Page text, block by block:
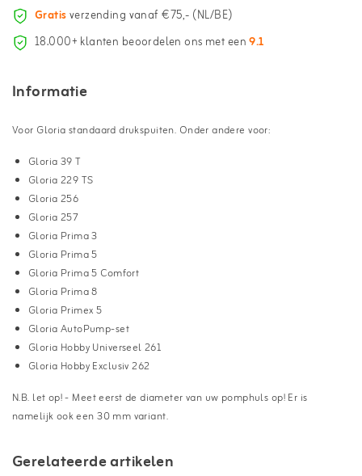
Gratisverzending vanaf €75,- (NL/BE)
18.000+ klanten beoordelen ons met een9.1
Informatie
Voor Gloria standaard drukspuiten. Onder andere voor:
Gloria 39 T
Gloria 229 TS
Gloria 256
Gloria 257
Gloria Prima 3
Gloria Prima 5
Gloria Prima 5 Comfort
Gloria Prima 8
Gloria Primex 5
Gloria AutoPump-set
Gloria Hobby Universeel 261
Gloria Hobby Exclusiv 262
N.B. let op! - Meet eerst de diameter van uw pomphuls op! Er is
namelijk ook een 30 mm variant.
Gerelateerde artikelen